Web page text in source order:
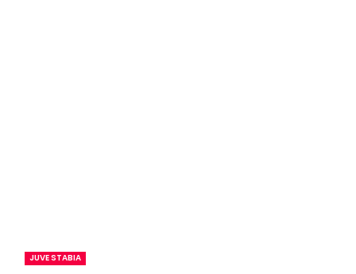
JUVE STABIA